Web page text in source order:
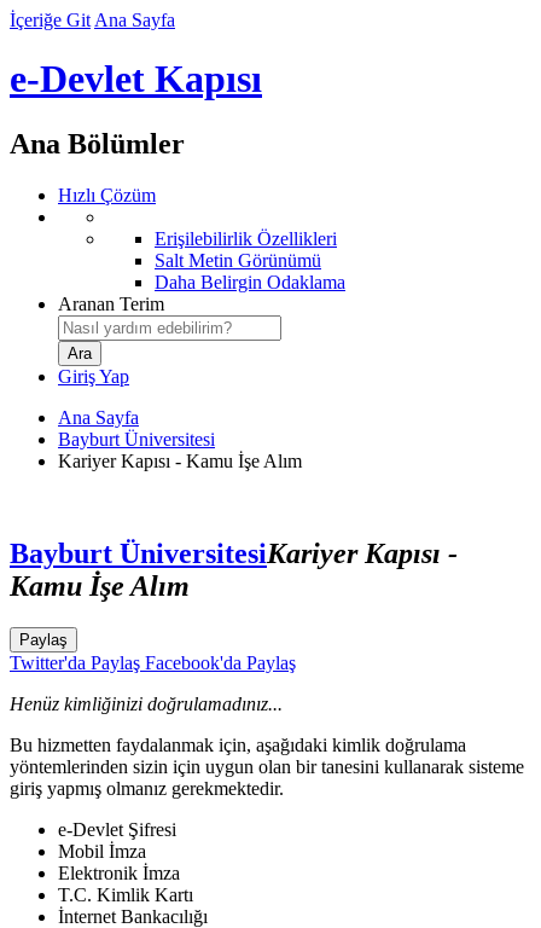
İçeriğe Git Ana Sayfa
e-Devlet Kapısı
Ana Bölümler
Hızlı Çözüm
Erişilebilirlik Özellikleri
Salt Metin Görünümü
Daha Belirgin Odaklama
Aranan Terim
Giriş Yap
Ana Sayfa
Bayburt Üniversitesi
Kariyer Kapısı - Kamu İşe Alım
Bayburt ÜniversitesiKariyer Kapısı -
Kamu İşe Alım
Paylaş
Twitter'da Paylaş Facebook'da Paylaş
Henüz kimliğinizi doğrulamadınız...
Bu hizmetten faydalanmak için, aşağıdaki kimlik doğrulama
yöntemlerinden sizin için uygun olan bir tanesini kullanarak sisteme
giriş yapmış olmanız gerekmektedir.
e-Devlet Şifresi
Mobil İmza
Elektronik İmza
T.C. Kimlik Kartı
İnternet Bankacılığı